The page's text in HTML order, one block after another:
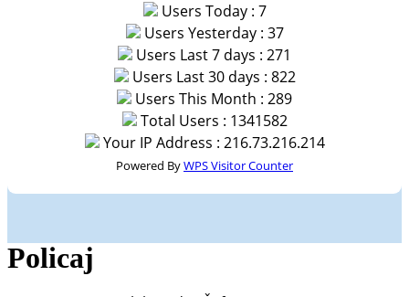
Users Today : 7
Users Yesterday : 37
Users Last 7 days : 271
Users Last 30 days : 822
Users This Month : 289
Total Users : 1341582
Your IP Address : 216.73.216.214
Powered ByWPS Visitor Counter
Policaj